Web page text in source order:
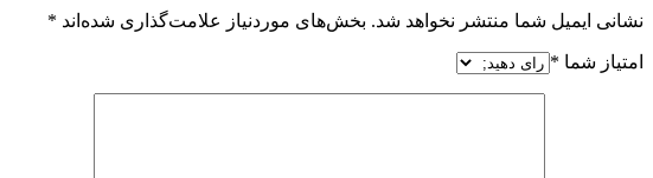
نشانی ایمیل شما منتشر نخواهد شد. بخش‌های موردنیاز علامت‌گذاری شده‌اند *
امتیاز شما *